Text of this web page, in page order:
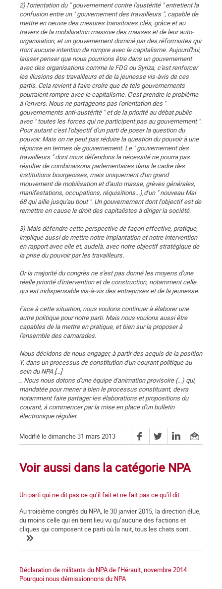
2) l'orientation du " gouvernement contre l'austérité " entretient la
confusion entre un " gouvernement des travailleurs ", capable de
mettre en oeuvre des mesures transitoires clés, grâce et au
travers de la mobilisation massive des masses et de leur auto-
organisation, et un gouvernement dominé par des réformistes qui
n'ont aucune intention de rompre avec le capitalisme. Aujourd'hui,
laisser penser que nous pourrions être dans un gouvernement
avec des organisations comme le FDG ou Syriza, c'est renforcer
les illusions des travailleurs et de la jeunesse vis-àvis de ces
partis. Cela revient à faire croire que de tels gouvernements
pourraient rompre avec le capitalisme. C'est prendre le problème
à l'envers. Nous ne partageons pas l'orientation des "
gouvernements anti-austérité " et de la priorité au débat public
avec " toutes les forces qui ne participent pas au gouvernement ".
Pour autant c'est l'objectif d'un parti de poser la question du
pouvoir. Mais on ne peut pas réduire la question du pouvoir à une
réponse en termes de gouvernement. Le " gouvernement des
travailleurs " dont nous défendons la nécessité ne pourra pas
résulter de combinaisons parlementaires dans le cadre des
institutions bourgeoises, mais uniquement d'un grand
mouvement de mobilisation et d'auto masse, grèves générales,
manifestations, occupations, réquisitions...),d'un " nouveau Mai
68 qui aille jusqu'au bout ". Un gouvernement dont l'objectif est de
remettre en cause le droit des capitalistes à diriger la société.
3) Mais défendre cette perspective de façon effective, pratique,
implique aussi de mettre notre implantation et notre intervention
en rapport avec elle et, audelà, avec notre objectif stratégique de
la prise du pouvoir par les travailleurs.
Or la majorité du congrès ne s'est pas donné les moyens d'une
réelle priorité d'intervention et de construction, notamment celle
qui est indispensable vis-à-vis des entreprises et de la jeunesse.
Face à cette situation, nous voulons continuer à élaborer une
autre politique pour notre parti. Mais nous voulons aussi être
capables de la mettre en pratique, et bien sur la proposer à
l'ensemble des camarades.
Nous décidons de nous engager, à partir des acquis de la position
Y, dans un processus de constitution d'un courant politique au
sein du NPA [...]
_ Nous nous dotons d'une équipe d'animation provisoire (...) qui,
mandatée pour mener à bien le processus constituant, devra
notamment faire partager les élaborations et propositions du
courant, à commencer par la mise en place d'un bulletin
électronique régulier.
Modifié le dimanche 31 mars 2013
Voir aussi dans la catégorie NPA
Un parti qui ne dit pas ce qu’il fait et ne fait pas ce qu’il dit
Au troisième congrès du NPA, le 30 janvier 2015, la direction élue,
du moins celle qui en tient lieu vu qu’aucune des factions et
cliques qui composent ce parti où la nuit, tous les chats sont...
Déclaration de militants du NPA de l’Hérault, novembre 2014 :
Pourquoi nous démissionnons du NPA